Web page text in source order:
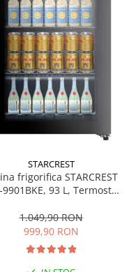
STARCREST
frigorifica STARCREST
9901BKE, 93 L, Termostat
sticla, H 84.5 cm, Negru
1.049,90 RON
999,90 RON